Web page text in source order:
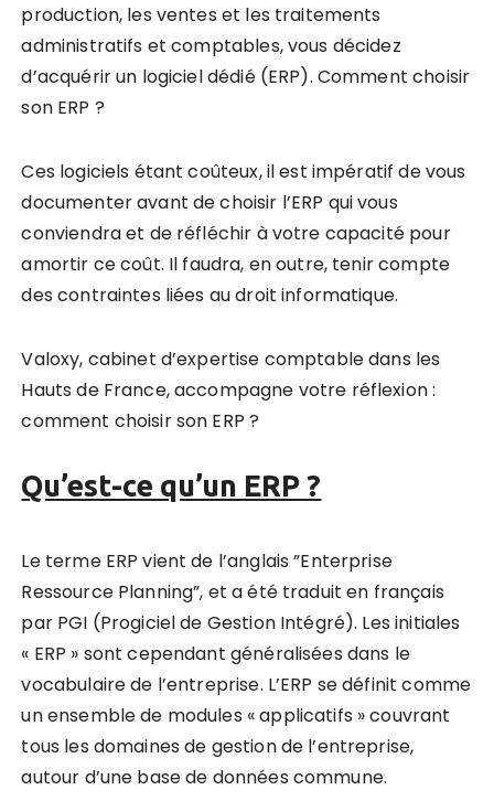
production, les ventes et les traitements
administratifs et comptables, vous décidez
d’acquérir un logiciel dédié (ERP). Comment choisir
son ERP ?
Ces logiciels étant coûteux, il est impératif de vous
documenter avant de choisir l’ERP qui vous
conviendra et de réfléchir à votre capacité pour
amortir ce coût. Il faudra, en outre, tenir compte
des contraintes liées au droit informatique.
Valoxy, cabinet d’expertise comptable dans les
Hauts de France, accompagne votre réflexion :
comment choisir son ERP ?
Qu’est-ce qu’un ERP ?
Le terme ERP vient de l’anglais ”Enterprise
Ressource Planning”, et a été traduit en français
par PGI (Progiciel de Gestion Intégré). Les initiales
« ERP » sont cependant généralisées dans le
vocabulaire de l’entreprise. L’ERP se définit comme
un ensemble de modules « applicatifs » couvrant
tous les domaines de gestion de l’entreprise,
autour d’une base de données commune.